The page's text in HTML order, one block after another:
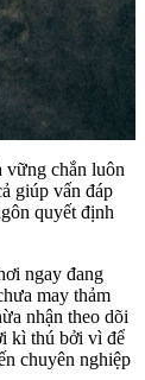
vững chắn luôn
giúp vấn đáp
quyết định
ngay đang
may thảm
nhận theo dõi
kì thú bởi vì để
chuyên nghiệp